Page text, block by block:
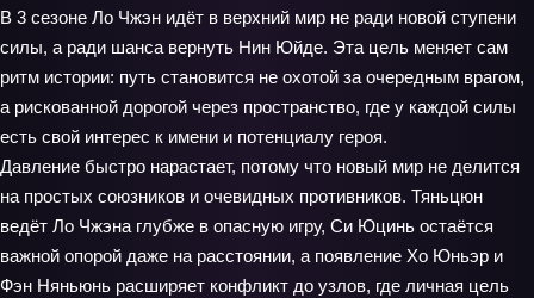
В 3 сезоне Ло Чжэн идёт в верхний мир не ради новой ступени
силы, а ради шанса вернуть Нин Юйде. Эта цель меняет сам
ритм истории: путь становится не охотой за очередным врагом,
а рискованной дорогой через пространство, где у каждой силы
есть свой интерес к имени и потенциалу героя.
Давление быстро нарастает, потому что новый мир не делится
на простых союзников и очевидных противников. Тяньцюн
ведёт Ло Чжэна глубже в опасную игру, Си Юцинь остаётся
важной опорой даже на расстоянии, а появление Хо Юньэр и
Фэн Няньюнь расширяет конфликт до узлов, где личная цель